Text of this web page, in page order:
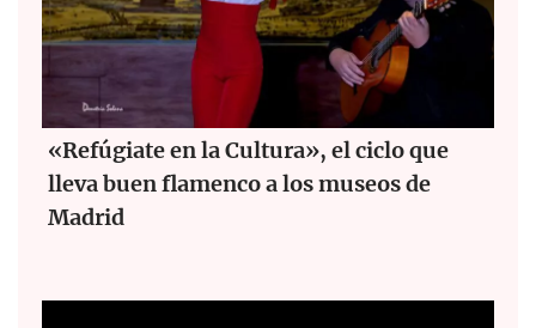
«Refúgiate en la Cultura», el ciclo que
lleva buen flamenco a los museos de
Madrid